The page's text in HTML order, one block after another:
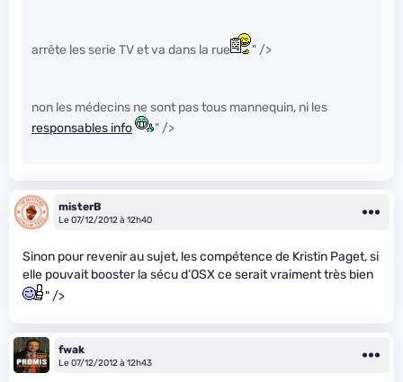
arrête les serie TV et va dans la rue " />
non les médecins ne sont pas tous mannequin, ni les
responsables info
" />
misterB
Le 07/12/2012 à 12h40
Sinon pour revenir au sujet, les compétence de Kristin Paget, si
elle pouvait booster la sécu d’OSX ce serait vraiment très bien
" />
fwak
Le 07/12/2012 à 12h43